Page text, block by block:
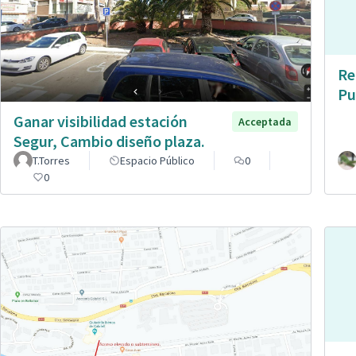
Ganar visibilidad estación
Segur, Cambio diseño plaza.
Acceptada
T.Torres Espacio Público
0
0